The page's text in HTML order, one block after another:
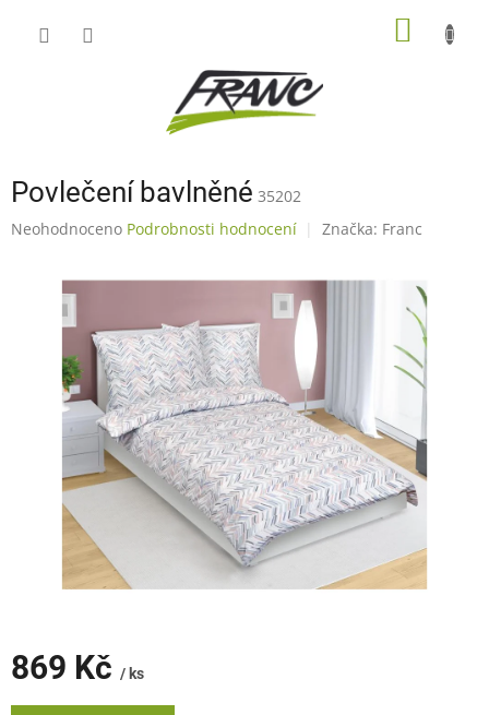
Povlečení bavlněné 35202
Průměrné
hvězdiček.
Neohodnoceno Podrobnosti hodnocení Značka: Franc
869 Kč / ks
Měrná